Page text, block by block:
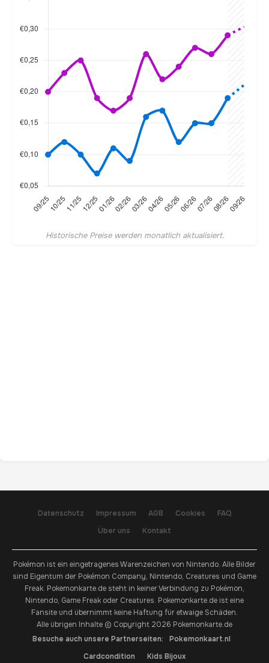
Historische Preise werden monatlich aktualisiert.
Datenschutz Impressum AGB Cookies
FAQ
Über uns
Kontakt
Pokémon ist ein eingetragenes Warenzeichen von Nintendo. Alle Bilder
sind Eigentum der Pokémon Company, Nintendo, Creatures und Game
Freak. Pokemonkarte.de steht in keiner Verbindung zu Pokémon,
Nintendo, Game Freak oder Creatures. Pokemonkarte.de ist eine
Fansite und übernimmt keine Haftung für etwaige Schäden.
Alle übrigen Inhalte © Copyright 2026 Pokemonkarte.de
Besuche auch unsere Partnerseiten:
Pokemonkaart.nl
Cardcondition
Kids Bijoux